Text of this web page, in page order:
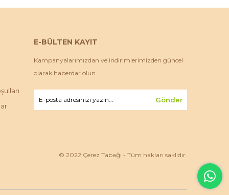
E-BÜLTEN KAYIT
Kampanyalarımızdan ve indirimlerimizden güncel
olarak haberdar olun.
Gönder
© 2022 Çerez Tabağı - Tüm hakları saklıdır.